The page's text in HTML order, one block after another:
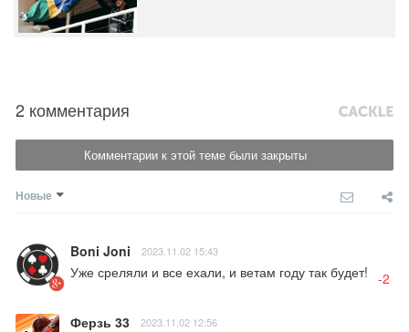
2 комментария
Комментарии к этой теме были закрыты
Новые
Boni Joni 2023.11.02 15:43
Уже среляли и все ехали, и ветам году так будет! -2
Ферзь 33 2023.11.02 12:56